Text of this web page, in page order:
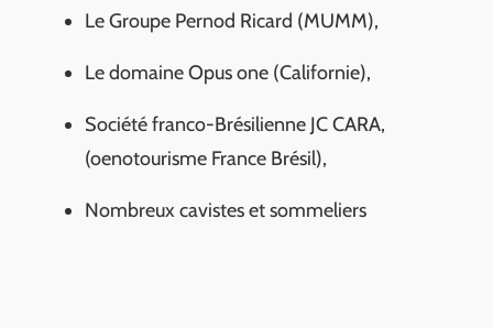
Le Groupe Pernod Ricard (MUMM),
Le domaine Opus one (Californie),
Société franco-Brésilienne JC CARA,
(oenotourisme France Brésil),
Nombreux cavistes et sommeliers